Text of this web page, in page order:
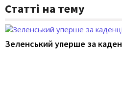
Статті на тему
Зеленський уперше за